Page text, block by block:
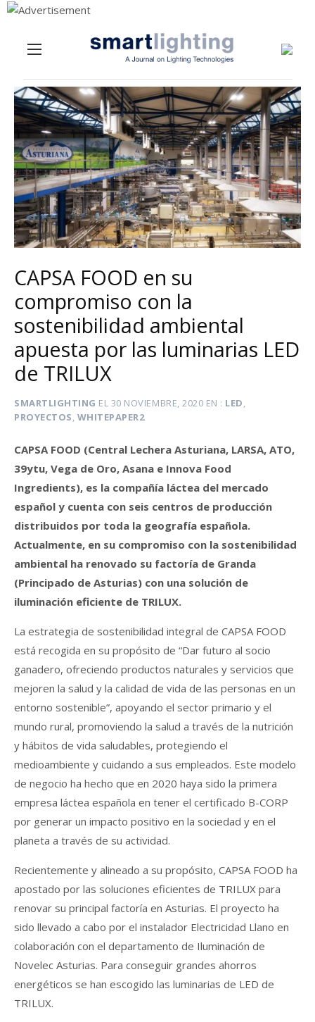
Menu
CAPSA FOOD en su
compromiso con la
sostenibilidad ambiental
apuesta por las luminarias LED
de TRILUX
SMARTLIGHTING EL 30 NOVIEMBRE, 2020 EN LED,
PROYECTOS, WHITEPAPER2
CAPSA FOOD (Central Lechera Asturiana, LARSA, ATO,
39ytu, Vega de Oro, Asana e Innova Food
Ingredients), es la compañía láctea del mercado
español y cuenta con seis centros de producción
distribuidos por toda la geografía española.
Actualmente, en su compromiso con la sostenibilidad
ambiental ha renovado su factoría de Granda
(Principado de Asturias) con una solución de
iluminación eficiente de TRILUX.
La estrategia de sostenibilidad integral de CAPSA FOOD
está recogida en su propósito de “Dar futuro al socio
ganadero, ofreciendo productos naturales y servicios que
mejoren la salud y la calidad de vida de las personas en un
entorno sostenible”, apoyando el sector primario y el
mundo rural, promoviendo la salud a través de la nutrición
y hábitos de vida saludables, protegiendo el
medioambiente y cuidando a sus empleados. Este modelo
de negocio ha hecho que en 2020 haya sido la primera
empresa láctea española en tener el certificado B-CORP
por generar un impacto positivo en la sociedad y en el
planeta a través de su actividad.
Recientemente y alineado a su propósito, CAPSA FOOD ha
apostado por las soluciones eficientes de TRILUX para
renovar su principal factoría en Asturias. El proyecto ha
sido llevado a cabo por el instalador Electricidad Llano en
colaboración con el departamento de Iluminación de
Novelec Asturias. Para conseguir grandes ahorros
energéticos se han escogido las luminarias de LED de
TRILUX.